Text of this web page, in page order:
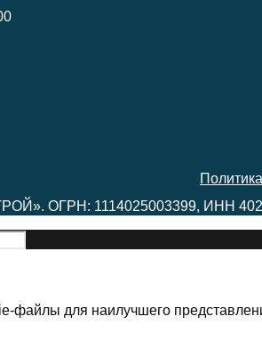
ОГРН: 1114025003399, ИНН
файлы для наилучшего